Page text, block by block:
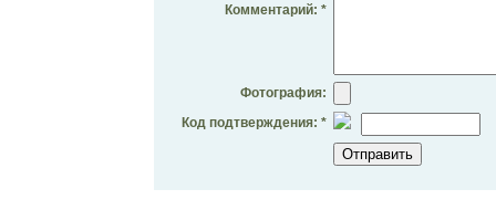
Комментарий: *
Фотография:
Код подтверждения: *